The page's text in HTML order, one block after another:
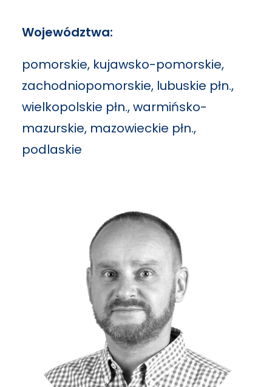
Województwa:
pomorskie, kujawsko-pomorskie,
zachodniopomorskie, lubuskie płn.,
wielkopolskie płn., warmińsko-
mazurskie, mazowieckie płn.,
podlaskie